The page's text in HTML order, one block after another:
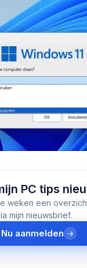
PC tips
weken een
mijn nieuwsbrief.
Nu aanmelden